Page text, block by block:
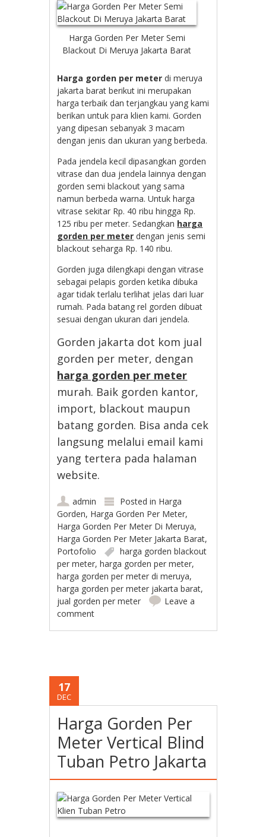
Harga Gorden Per Meter Semi
Blackout Di Meruya Jakarta Barat
Harga gorden per meter di meruya
jakarta barat berikut ini merupakan
harga terbaik dan terjangkau yang kami
berikan untuk para klien kami. Gorden
yang dipesan sebanyak 3 macam
dengan jenis dan ukuran yang berbeda.
Pada jendela kecil dipasangkan gorden
vitrase dan dua jendela lainnya dengan
gorden semi blackout yang sama
namun berbeda warna. Untuk harga
vitrase sekitar Rp. 40 ribu hingga Rp.
125 ribu per meter. Sedangkan harga
gorden per meter dengan jenis semi
blackout seharga Rp. 140 ribu.
Gorden juga dilengkapi dengan vitrase
sebagai pelapis gorden ketika dibuka
agar tidak terlalu terlihat jelas dari luar
rumah. Pada batang rel gorden dibuat
sesuai dengan ukuran dari jendela.
Gorden jakarta dot kom jual
gorden per meter, dengan
harga gorden per meter
murah. Baik gorden kantor,
import, blackout maupun
batang gorden. Bisa anda cek
langsung melalui email kami
yang tertera pada halaman
website.
admin Posted in Harga
Gorden, Harga Gorden Per Meter,
Harga Gorden Per Meter Di Meruya,
Harga Gorden Per Meter Jakarta Barat,
Portofolio
harga gorden blackout
per meter,harga gorden per meter,
harga gorden per meter di meruya,
harga gorden per meter jakarta barat,
jual gorden per meter
Leave a
comment
17
DEC
Harga Gorden Per
Meter Vertical Blind
Tuban Petro Jakarta